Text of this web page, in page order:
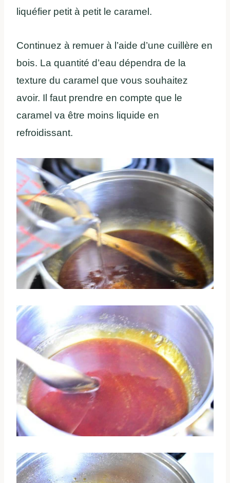
liquéfier petit à petit le caramel.
Continuez à remuer à l’aide d’une cuillère en
bois. La quantité d’eau dépendra de la
texture du caramel que vous souhaitez
avoir. Il faut prendre en compte que le
caramel va être moins liquide en
refroidissant.